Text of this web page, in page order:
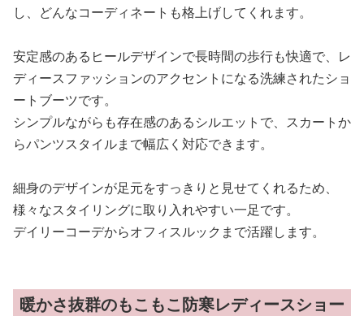
し、どんなコーディネートも格上げしてくれます。
安定感のあるヒールデザインで長時間の歩行も快適で、レ
ディースファッションのアクセントになる洗練されたショ
ートブーツです。
シンプルながらも存在感のあるシルエットで、スカートか
らパンツスタイルまで幅広く対応できます。
細身のデザインが足元をすっきりと見せてくれるため、
様々なスタイリングに取り入れやすい一足です。
デイリーコーデからオフィスルックまで活躍します。
暖かさ抜群のもこもこ防寒レディースショー